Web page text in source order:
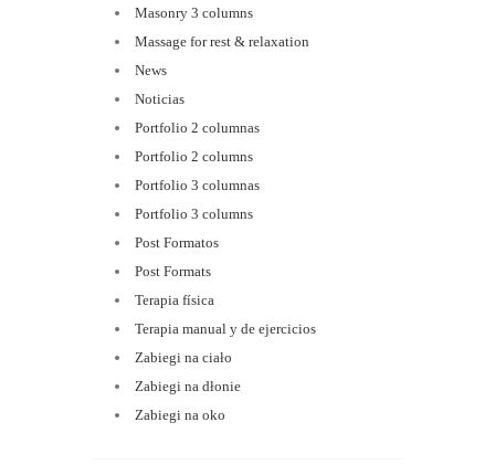
Masonry 3 columns
Massage for rest & relaxation
News
Noticias
Portfolio 2 columnas
Portfolio 2 columns
Portfolio 3 columnas
Portfolio 3 columns
Post Formatos
Post Formats
Terapia física
Terapia manual y de ejercicios
Zabiegi na ciało
Zabiegi na dłonie
Zabiegi na oko